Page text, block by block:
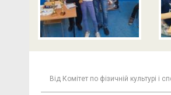
Від Комітет по фізичній культурі і